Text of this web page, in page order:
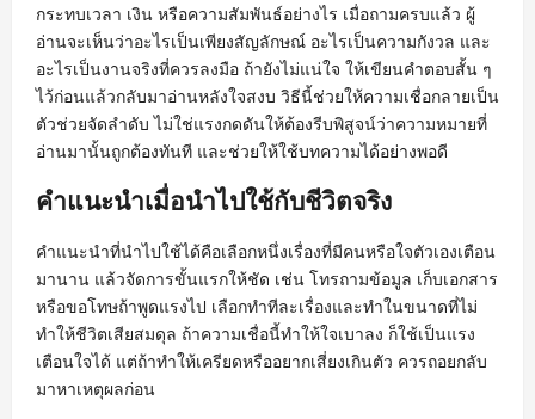
กระทบเวลา เงิน หรือความสัมพันธ์อย่างไร เมื่อถามครบแล้ว ผู้
อ่านจะเห็นว่าอะไรเป็นเพียงสัญลักษณ์ อะไรเป็นความกังวล และ
อะไรเป็นงานจริงที่ควรลงมือ ถ้ายังไม่แน่ใจ ให้เขียนคำตอบสั้น ๆ
ไว้ก่อนแล้วกลับมาอ่านหลังใจสงบ วิธีนี้ช่วยให้ความเชื่อกลายเป็น
ตัวช่วยจัดลำดับ ไม่ใช่แรงกดดันให้ต้องรีบพิสูจน์ว่าความหมายที่
อ่านมานั้นถูกต้องทันที และช่วยให้ใช้บทความได้อย่างพอดี
คำแนะนำเมื่อนำไปใช้กับชีวิตจริง
คำแนะนำที่นำไปใช้ได้คือเลือกหนึ่งเรื่องที่มีคนหรือใจตัวเองเตือน
มานาน แล้วจัดการขั้นแรกให้ชัด เช่น โทรถามข้อมูล เก็บเอกสาร
หรือขอโทษถ้าพูดแรงไป เลือกทำทีละเรื่องและทำในขนาดที่ไม่
ทำให้ชีวิตเสียสมดุล ถ้าความเชื่อนี้ทำให้ใจเบาลง ก็ใช้เป็นแรง
เตือนใจได้ แต่ถ้าทำให้เครียดหรืออยากเสี่ยงเกินตัว ควรถอยกลับ
มาหาเหตุผลก่อน